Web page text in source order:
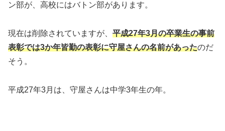
ン部が、高校にはバトン部があります。
現在は削除されていますが、 平成27年3月の卒業生の事前
表彰では3か年皆勤の表彰に守屋さんの名前があったのだ
そう。
平成27年3月は、守屋さんは中学3年生の年。